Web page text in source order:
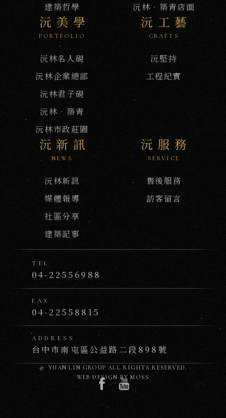
建築哲學
沅林．築青店面
沅美學
PORTFOLIO
沅林名人硯
沅林企業總部
沅林君子硯
沅林．築青
沅林市政莊園
沅工藝
CRAFTS
沅堅持
工程紀實
沅新訊
NEWS
沅林新訊
媒體報導
社區分享
建築記事
沅服務
SERVICE
售後服務
訪客留言
TEL
04-22556988
FAX
04-22558815
ADDRESS
台中市南屯區公益路二段898號
© YUAN LIN GROUPALL RIGHTS RESERVED.
WEB DESIGN BYMOSS